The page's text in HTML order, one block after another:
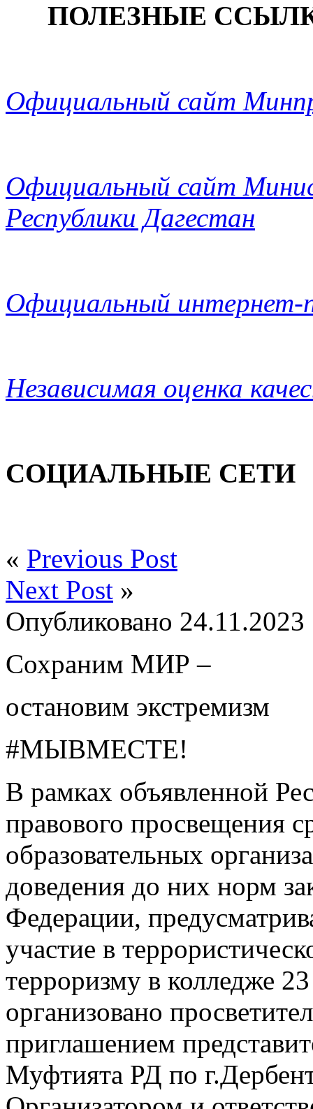
ПОЛЕЗНЫЕ
Официальный сайт
Официальный сайт
Республики Дагестан
Официальный интернет-
Независимая оценка
СОЦИАЛЬНЫЕ СЕТИ
« Previous Post
Next Post »
Опубликовано 24.11.2023
Сохраним МИР –
остановим экстремизм
#МЫВМЕСТЕ!
В рамках объявленной
правового просвещения
образовательных
доведения до них норм
Федерации,
участие в
терроризму в колледже
организовано
приглашением
Муфтията РД по